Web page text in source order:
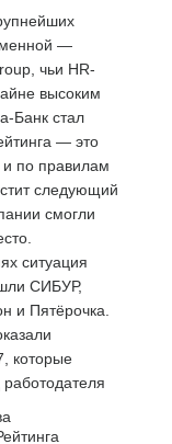
—
чьи HR-
высоким
Банк стал
— это
и по правилам
следующий
смогли
ситуация
СИБУР,
и Пятёрочка.
которые